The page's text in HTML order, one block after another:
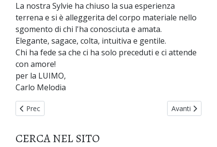
La nostra Sylvie ha chiuso la sua esperienza
terrena e si è alleggerita del corpo materiale nello
sgomento di chi l'ha conosciuta e amata.
Elegante, sagace, colta, intuitiva e gentile.
Chi ha fede sa che ci ha solo preceduti e ci attende
con amore!
per la LUIMO,
Carlo Melodia
Articolo precedente: Sostieni il MUSEO DELL'OMEOPATIA
Prec Articolo
Avanti
CERCA NEL SITO